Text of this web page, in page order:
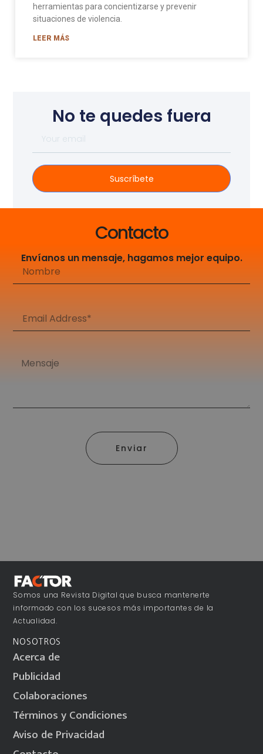
herramientas para concientizarse y prevenir
situaciones de violencia.
LEER MÁS
No te quedes fuera
Suscríbete
Contacto
Envíanos un mensaje, hagamos mejor equipo.
Enviar
Somos una Revista Digital que busca mantenerte
informado con los sucesos más importantes de la
Actualidad.
NOSOTROS
Acerca de
Publicidad
Colaboraciones
Términos y Condiciones
Aviso de Privacidad